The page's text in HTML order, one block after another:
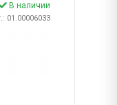
В наличии
01.00006033